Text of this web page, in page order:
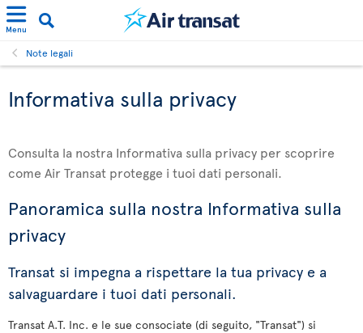
Menu
Note legali
Informativa sulla privacy
Consulta la nostra Informativa sulla privacy per scoprire
come Air Transat protegge i tuoi dati personali.
Panoramica sulla nostra Informativa sulla
privacy
Transat si impegna a rispettare la tua privacy e a
salvaguardare i tuoi dati personali.
Transat A.T. Inc. e le sue consociate (di seguito, "Transat") si